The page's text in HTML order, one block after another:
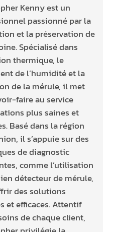
Kenny est un
passionné par la
et la préservation de
Spécialisé dans
thermique, le
de l’humidité et la
de la mérule, il met
faire au service
plus saines et
Basé dans la région
il s’appuie sur des
de diagnostic
comme l’utilisation
détecteur de mérule,
des solutions
et efficaces. Attentif
de chaque client,